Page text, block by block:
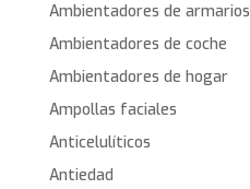
Ambientadores de armarios
Ambientadores de coche
Ambientadores de hogar
Ampollas faciales
Anticelulíticos
Antiedad